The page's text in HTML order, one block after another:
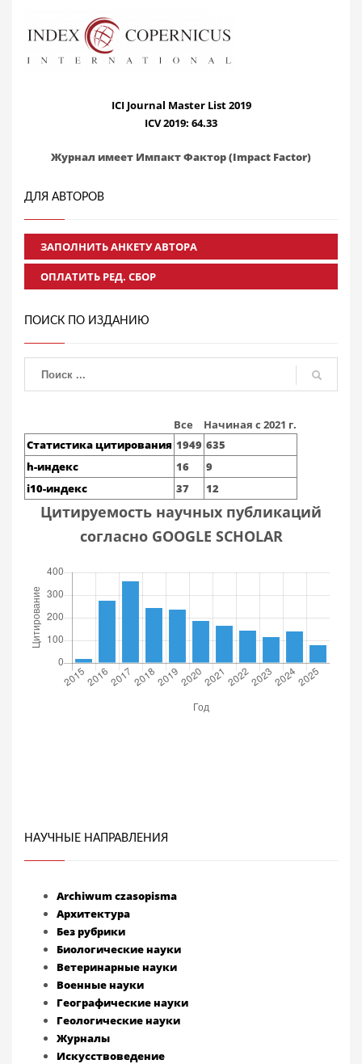
ICI Journal Master List 2019
ICV 2019: 64.33
Журнал имеет Импакт Фактор (Impact Factor)
ДЛЯ АВТОРОВ
ЗАПОЛНИТЬ АНКЕТУ АВТОРА
ОПЛАТИТЬ РЕД. СБОР
ПОИСК ПО ИЗДАНИЮ
Все
Начиная с 2021 г.
Статистика цитирования 1949 635
h-индекс
16
9
i10-индекс
37 12
Цитируемость научных публикаций
согласно GOOGLE SCHOLAR
НАУЧНЫЕ НАПРАВЛЕНИЯ
Archiwum czasopisma
Архитектура
Без рубрики
Биологические науки
Ветеринарные науки
Военные науки
Географические науки
Геологические науки
Журналы
Искусствоведение